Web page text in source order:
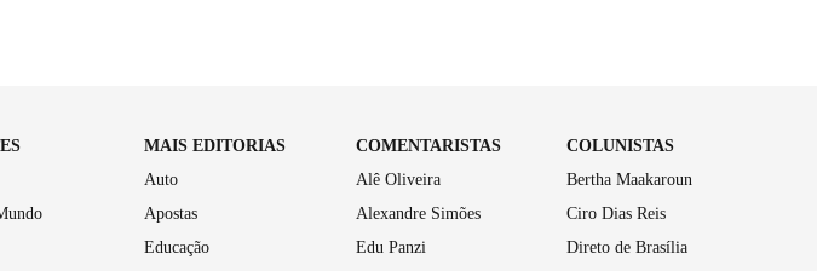
MAIS EDITORIAS
Auto
Apostas
Educação
COMENTARISTAS
Alê Oliveira
Alexandre Simões
Edu Panzi
COLUNISTAS
Bertha Maakaroun
Ciro Dias Reis
Direto de Brasília